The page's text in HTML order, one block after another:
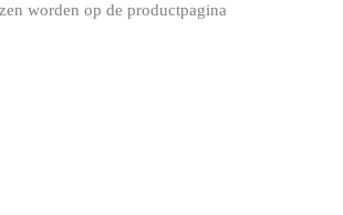
worden op de productpagina